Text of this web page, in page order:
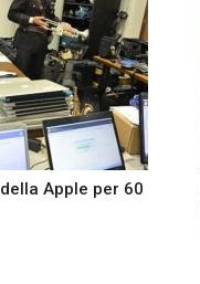
Apple per 60